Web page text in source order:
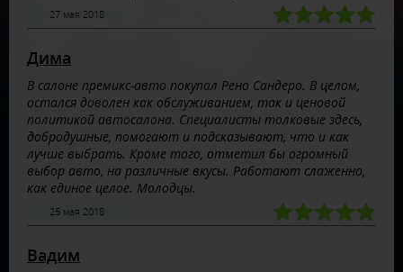
27 мая 2018
Дима
В салоне премикс-авто покупал Рено Сандеро. В целом,
остался доволен как обслуживанием, так и ценовой
политикой автосалона. Специалисты толковые здесь,
добродушные, помогают и подсказывают, что и как
лучше выбрать. Кроме того, отметил бы огромный
выбор авто, на различные вкусы. Работают слаженно,
как единое целое. Молодцы.
25 мая 2018
Вадим